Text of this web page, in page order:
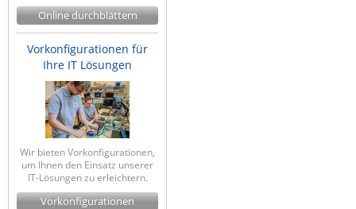
Online durchblättern
Vorkonfigurationen für
Ihre IT Lösungen
Wir bieten Vorkonfigurationen,
um Ihnen den Einsatz unserer
IT-Lösungen zu erleichtern.
Vorkonfigurationen